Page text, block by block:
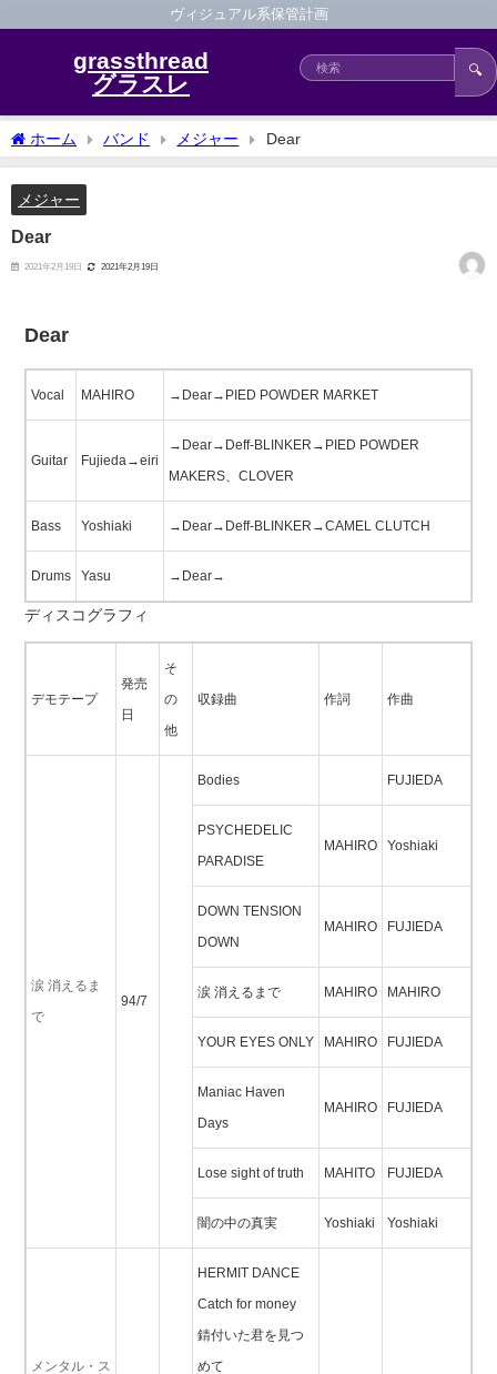
ヴィジュアル系保管計画
grassthread
グラスレ
🔍
ホーム バンド メジャー Dear
メジャー
Dear
2021年2月19日 2021年2月19日
Dear
Vocal MAHIRO →Dear→PIED POWDER MARKET
Guitar Fujieda→eiri
→Dear→Deff-BLINKER→PIED POWDER
MAKERS、CLOVER
Bass Yoshiaki →Dear→Deff-BLINKER→CAMEL CLUTCH
Drums Yasu →Dear→
ディスコグラフィ
デモテープ
発売
日
そ
の
他
収録曲 作詞 作曲
涙 消えるま
で
94/7
Bodies FUJIEDA
PSYCHEDELIC
PARADISE
MAHIRO Yoshiaki
DOWN TENSION
DOWN
MAHIRO FUJIEDA
涙 消えるまで MAHIRO MAHIRO
YOUR EYES ONLY MAHIRO FUJIEDA
Maniac Haven
Days
MAHIRO FUJIEDA
Lose sight of truth MAHITO FUJIEDA
闇の中の真実 Yoshiaki Yoshiaki
メンタル・ス
HERMIT DANCE
Catch for money
錆付いた君を見つ
めて